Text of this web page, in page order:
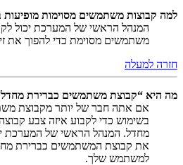
למה קבוצות משתמשים מסוימות מופיעות
המנהל הראשי של המערכת יכול
משתמשים מסוימת כדי להפוך את
חזרה למעלה
מה היא “קבוצת משתמשים כברירת
אם אתה חבר של יותר מקבוצת
בשימוש כדי לקבוע איזה צבע קבוצה
מחדל. המנהל הראשי של המערכת
את קבוצת המשתמשים כברירת
למשתמש שלך.